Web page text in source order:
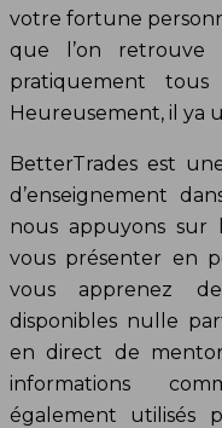
votre fortune
que l’on retrouve
pratiquement
Heureusement, il ya
BetterTrades est
d’enseignement
nous appuyons sur
vous présenter en
vous apprenez
disponibles nulle
en direct de
informations
également utilisés